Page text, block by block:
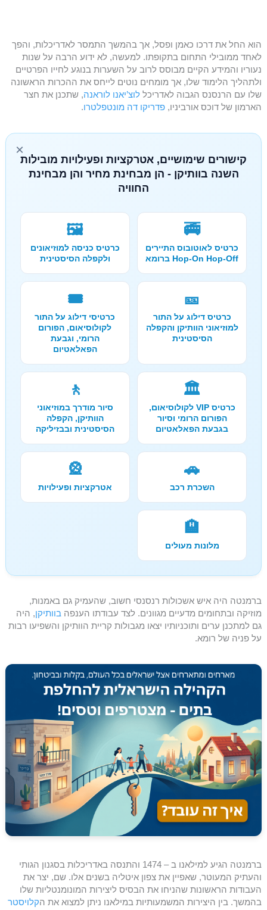
הוא החל את דרכו כאמן ופסל, אך בהמשך התמסר לאדריכלות, והפך
לאחד ממובילי התחום בתקופתו. למעשה, לא ידוע הרבה על שנות
נעוריו והמידע הקיים מבוסס לרוב על השערות בנוגע לחייו הפרטיים
ולתהליך הלימוד שלו, אך מומחים נוטים לייחס את ההכרות הראשונה
שלו עם הרנסנס הגבוה לאדריכל לוצ’יאנו לוראנה, שתכנן את חצר
הארמון של דוכס אורביניו, פדריקו דה מונטפלטרו.
×
קישורים שימושיים, אטרקציות ופעילויות מובילות
השנה בוותיקן - הן מבחינת מחיר והן מבחינת
החוויה
🚎
כרטיס לאוטובוס התיירים
Hop-On Hop-Off ברומא
🖼️
כרטיס כניסה למוזיאונים
ולקפלה הסיסטינית
🎫
כרטיס דילוג על התור
למוזיאוני הוותיקן והקפלה
הסיסטינית
🎟️
כרטיסי דילוג על התור
לקולוסיאום, הפורום
הרומי, וגבעת
הפאלאטיום
🏛️
כרטיס VIP לקולוסיאום,
הפורום הרומי וסיור
בגבעת הפאלאטיום
🚶
סיור מודרך במוזיאוני
הוותיקן, הקפלה
הסיסטינית ובבזיליקה
🚗
השכרת רכב
🎡
אטרקציות ופעילויות
🏨
מלונות מעולים
ברמנטה היה איש אשכולות רנסנסי חשוב, שהעמיק גם באמנות,
מוזיקה ובתחומים מדעיים מגוונים. לצד עבודתו הענפה בוותיקן, היה
גם למתכנן ערים ותוכניותיו יצאו מגבולות קריית הוותיקן והשפיעו רבות
על פניה של רומא.
ברמנטה הגיע למילאנו ב – 1474 והתנסה באדריכלות בסגנון הגותי
והעתיק המעוטר, שאפיין את צפון איטליה בשנים אלו. שם, יצר את
העבודות הראשונות שהניחו את הבסיס ליצירות המונומנטליות שלו
בהמשך. בין היצירות המשמעותיות במילאנו ניתן למצוא את הקלויסטר